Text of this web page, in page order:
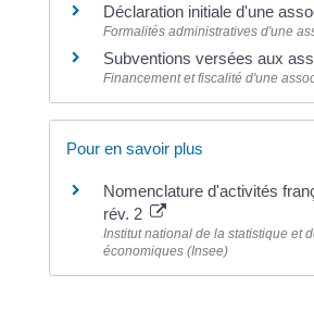
Déclaration initiale d'une
Formalités administratives d'une
Subventions versées aux
Financement et fiscalité d'une
Pour en savoir plus
Nomenclature d'activités
rév. 2
Institut national de la statistique et
économiques (Insee)